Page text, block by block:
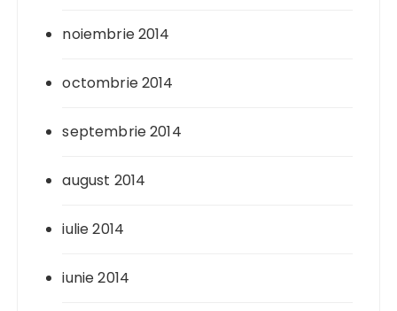
noiembrie 2014
octombrie 2014
septembrie 2014
august 2014
iulie 2014
iunie 2014